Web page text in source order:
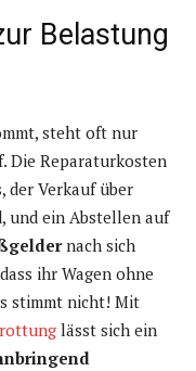
Belastung
steht oft nur
Die Reparaturkosten
der Verkauf über
und ein Abstellen auf
nach sich
ihr Wagen ohne
stimmt nicht! Mit
lässt sich ein